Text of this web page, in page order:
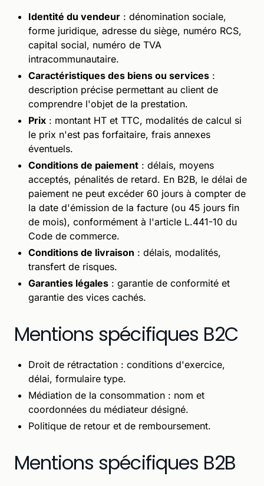
Identité du vendeur : dénomination sociale,
forme juridique, adresse du siège, numéro RCS,
capital social, numéro de TVA
intracommunautaire.
Caractéristiques des biens ou services :
description précise permettant au client de
comprendre l'objet de la prestation.
Prix : montant HT et TTC, modalités de calcul si
le prix n'est pas forfaitaire, frais annexes
éventuels.
Conditions de paiement : délais, moyens
acceptés, pénalités de retard. En B2B, le délai de
paiement ne peut excéder 60 jours à compter de
la date d'émission de la facture (ou 45 jours fin
de mois), conformément à l'article L.441-10 du
Code de commerce.
Conditions de livraison : délais, modalités,
transfert de risques.
Garanties légales : garantie de conformité et
garantie des vices cachés.
Mentions spécifiques B2C
Droit de rétractation : conditions d'exercice,
délai, formulaire type.
Médiation de la consommation : nom et
coordonnées du médiateur désigné.
Politique de retour et de remboursement.
Mentions spécifiques B2B